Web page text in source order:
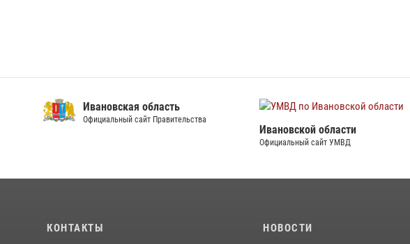
Ивановская область
Официальный сайт Правительства
Ивановской области
Официальный сайт УМВД
КОНТАКТЫ НОВОСТИ